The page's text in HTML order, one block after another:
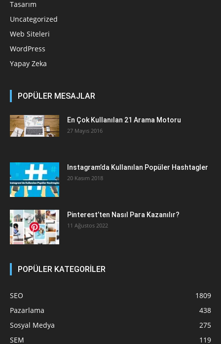
Tasarım
Uncategorized
Web Siteleri
WordPress
Yapay Zeka
POPÜLER MESAJLAR
En Çok Kullanılan 21 Arama Motoru
27 Mayıs 2016
Instagram’da Kullanılan Popüler Hashtagler
20 Kasım 2018
Pinterest’ten Nasıl Para Kazanılır?
11 Ağustos 2022
POPÜLER KATEGORİLER
SEO
1809
Pazarlama
438
Sosyal Medya
275
SEM
119